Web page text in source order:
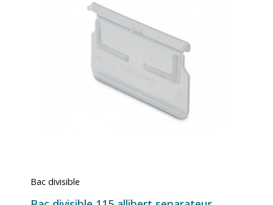
Bac divisible